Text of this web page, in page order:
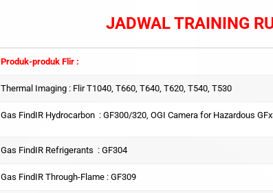
JADWAL TRAINING
Produk-produk Flir :
Thermal Imaging : Flir T1040, T660, T640, T620, T540, T530
Gas FindIR Hydrocarbon : GF300/320, OGI Camera for Hazardous
Gas FindIR Refrigerants : GF304
Gas FindIR Through-Flame : GF309